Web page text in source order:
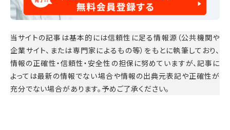
当サイトの記事は基本的には信頼性に足る情報源（公共機関や
企業サイト、または専門家によるもの等）をもとに執筆しており、
情報の正確性・信頼性・安全性の担保に努めていますが、記事に
よっては最新の情報でない場合や情報の出典元表記や正確性が
充分でない場合があります。予めご了承ください。